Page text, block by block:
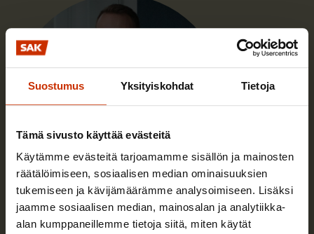
Suostumus Yksityiskohdat Tietoja
Tämä sivusto käyttää evästeitä
Käytämme evästeitä tarjoamamme sisällön ja mainosten
räätälöimiseen, sosiaalisen median ominaisuuksien
tukemiseen ja kävijämäärämme analysoimiseen. Lisäksi
jaamme sosiaalisen median, mainosalan ja analytiikka-
alan kumppaneillemme tietoja siitä, miten käytät
Pekka Ristelä